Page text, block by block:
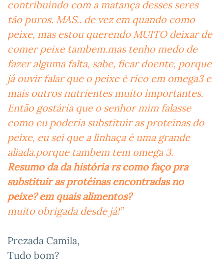
contribuindo com a matança desses seres
tão puros. MAS.. de vez em quando como
peixe, mas estou querendo MUITO deixar de
comer peixe tambem.mas tenho medo de
fazer alguma falta, sabe, ficar doente, porque
já ouvir falar que o peixe é rico em omega3 e
mais outros nutrientes muito importantes.
Então gostária que o senhor mim falasse
como eu poderia substituir as proteinas do
peixe, eu sei que a linhaça é uma grande
aliada.porque tambem tem omega 3.
Resumo da da história rs como faço pra
substituir as protéinas encontradas no
peixe? em quais alimentos?
muito obrigada desde já!”
Prezada Camila,
Tudo bom?